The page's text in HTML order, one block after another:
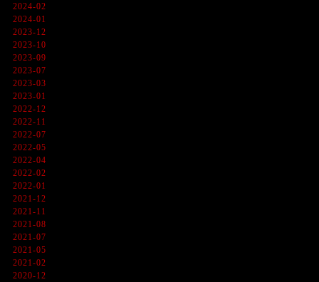
2024-02
2024-01
2023-12
2023-10
2023-09
2023-07
2023-03
2023-01
2022-12
2022-11
2022-07
2022-05
2022-04
2022-02
2022-01
2021-12
2021-11
2021-08
2021-07
2021-05
2021-02
2020-12